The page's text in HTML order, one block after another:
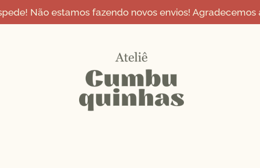
Não estamos fazendo novos envios!